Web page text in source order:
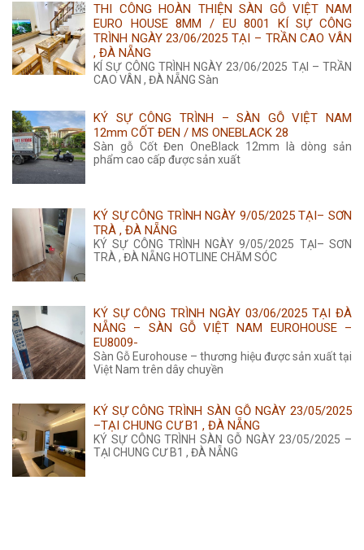
435.000 ₫.
THI CÔNG HOÀN THIỆN SÀN GỖ VIỆT NAM
EURO HOUSE 8MM / EU 8001 KÍ SỰ CÔNG
TRÌNH NGÀY 23/06/2025 TẠI – TRẦN CAO VÂN
, ĐÀ NẴNG
KÍ SỰ CÔNG TRÌNH NGÀY 23/06/2025 TẠI – TRẦN
CAO VÂN , ĐÀ NẴNG Sàn
KÝ SỰ CÔNG TRÌNH – SÀN GỖ VIỆT NAM
12mm CỐT ĐEN / MS ONEBLACK 28
Sàn gỗ Cốt Đen OneBlack 12mm là dòng sản
phẩm cao cấp được sản xuất
KÝ SỰ CÔNG TRÌNH NGÀY 9/05/2025 TẠI– SƠN
TRÀ , ĐÀ NẴNG
KÝ SỰ CÔNG TRÌNH NGÀY 9/05/2025 TẠI– SƠN
TRÀ , ĐÀ NẴNG HOTLINE CHĂM SÓC
KÝ SỰ CÔNG TRÌNH NGÀY 03/06/2025 TẠI ĐÀ
NẴNG – SÀN GỖ VIỆT NAM EUROHOUSE –
EU8009-
Sàn Gỗ Eurohouse – thương hiệu được sản xuất tại
Việt Nam trên dây chuyền
KÝ SỰ CÔNG TRÌNH SÀN GỖ NGÀY 23/05/2025
–TẠI CHUNG CƯ B1 , ĐÀ NẴNG
KÝ SỰ CÔNG TRÌNH SÀN GỖ NGÀY 23/05/2025 –
TẠI CHUNG CƯ B1 , ĐÀ NẴNG